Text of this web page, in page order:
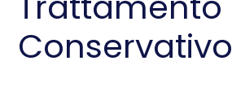
Conservativo